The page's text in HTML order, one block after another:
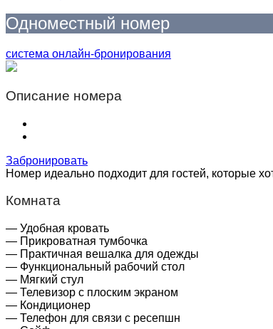
Одноместный номер
система онлайн-бронирования
Описание номера
Забронировать
Номер идеально подходит для гостей, которые
Комната
— Удобная кровать
— Прикроватная тумбочка
— Практичная вешалка для одежды
— Функциональный рабочий стол
— Мягкий стул
— Телевизор с плоским экраном
— Кондиционер
— Телефон для связи с ресепшн